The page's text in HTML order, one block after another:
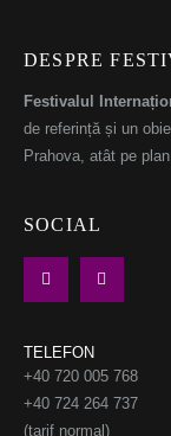
DESPRE
Festivalul
de referință și un
Prahova, atât pe
SOCIAL
TELEFON
+40 720 005 768
+40 724 264 737
(tarif normal)